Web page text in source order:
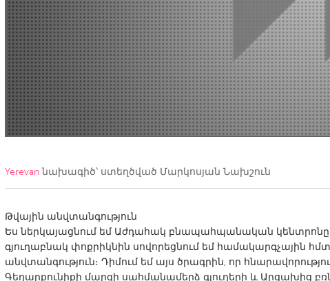
Amherstburg
Kingston Kitchener-
Ottawa
South Shore Toronto
MALAYSIA
Kuala Lumpur
NETHERLANDS
QATAR
Qatar
SINGAPORE
Singapore
Yerevanնախագիծ՝ ստեղծված Մարկոսյան Նախշուն
Թվային անվտանգություն
Ես ներկայացնում եմ Աժդահակ բնապահպանական
գյուղաբնակ փոքրիկնին սովորեցնում եմ համակարգչային
անվտանգություն։ Դիմում եմ այս ծրագրին, որ
Գեղարքունիքի մարզի սահմանամերձ գյուղերի և Արցախից